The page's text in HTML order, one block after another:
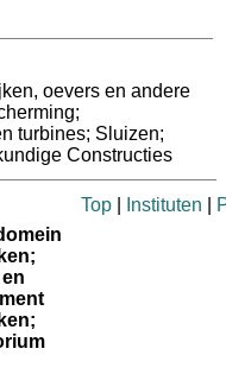
oevers en andere
turbines; Sluizen;
Constructies
Top Instituten